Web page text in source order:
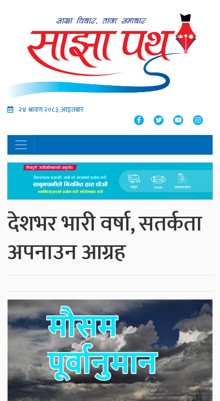
२४ श्रावण २०८३, आइतबार
देशभर भारी वर्षा, सतर्कता
अपनाउन आग्रह